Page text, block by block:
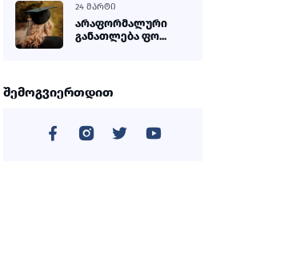
24 ᲛᲐᲠᲢᲘ
არაფორმალური
განათლება ფო...
შემოგვიერთდით